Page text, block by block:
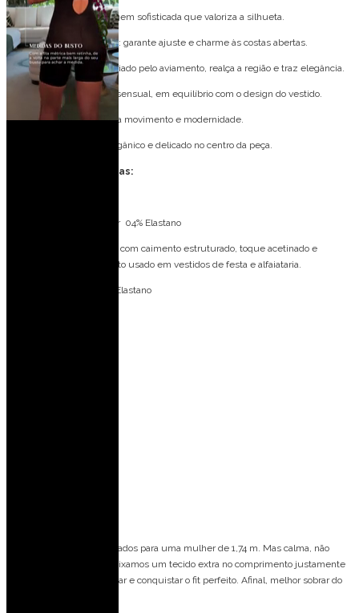
Frente única: modelagem sofisticada que valoriza a silhueta.
Amarração no pescoço: garante ajuste e charme às costas abertas.
Franzido na cintura: criado pelo aviamento, realça a região e traz elegância.
Decote V: profundo e sensual, em equilíbrio com o design do vestido.
Fenda: frontal, adiciona movimento e modernidade.
Aviamento: detalhe orgânico e delicado no centro da peça.
Especificações Técnicas:
Composição: 96% Poliéster 04% Elastano
tecido encorpado, com caimento estruturado, toque acetinado e
aparência sofisticada, muito usado em vestidos de festa e alfaiataria.
Forro: 98% Poliéster 02% Elastano
Nossos modelos são pensados para uma mulher de 1,74 m. Mas calma, não
precisa ter essa altura! Deixamos um tecido extra no comprimento justamente
para que você possa ajustar e conquistar o fit perfeito. Afinal, melhor sobrar do